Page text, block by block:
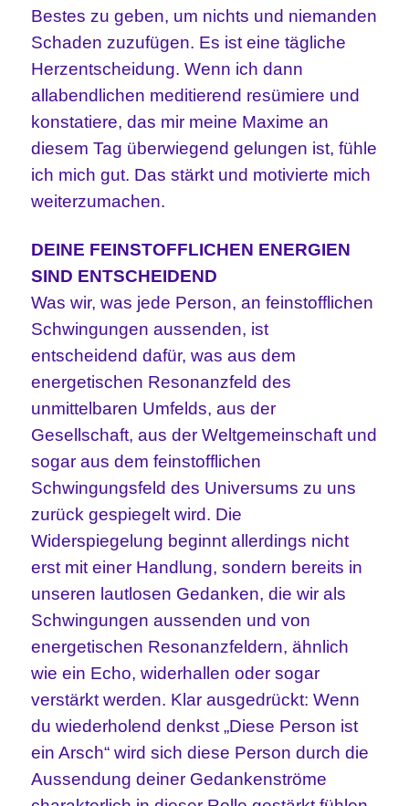
Bestes zu geben, um nichts und niemanden
Schaden zuzufügen. Es ist eine tägliche
Herzentscheidung. Wenn ich dann
allabendlichen meditierend resümiere und
konstatiere, das mir meine Maxime an
diesem Tag überwiegend gelungen ist, fühle
ich mich gut. Das stärkt und motivierte mich
weiterzumachen.
DEINE FEINSTOFFLICHEN ENERGIEN
SIND ENTSCHEIDEND
Was wir, was jede Person, an feinstofflichen
Schwingungen aussenden, ist
entscheidend dafür, was aus dem
energetischen Resonanzfeld des
unmittelbaren Umfelds, aus der
Gesellschaft, aus der Weltgemeinschaft und
sogar aus dem feinstofflichen
Schwingungsfeld des Universums zu uns
zurück gespiegelt wird. Die
Widerspiegelung beginnt allerdings nicht
erst mit einer Handlung, sondern bereits in
unseren lautlosen Gedanken, die wir als
Schwingungen aussenden und von
energetischen Resonanzfeldern, ähnlich
wie ein Echo, widerhallen oder sogar
verstärkt werden. Klar ausgedrückt: Wenn
du wiederholend denkst „Diese Person ist
ein Arsch“ wird sich diese Person durch die
Aussendung deiner Gedankenströme